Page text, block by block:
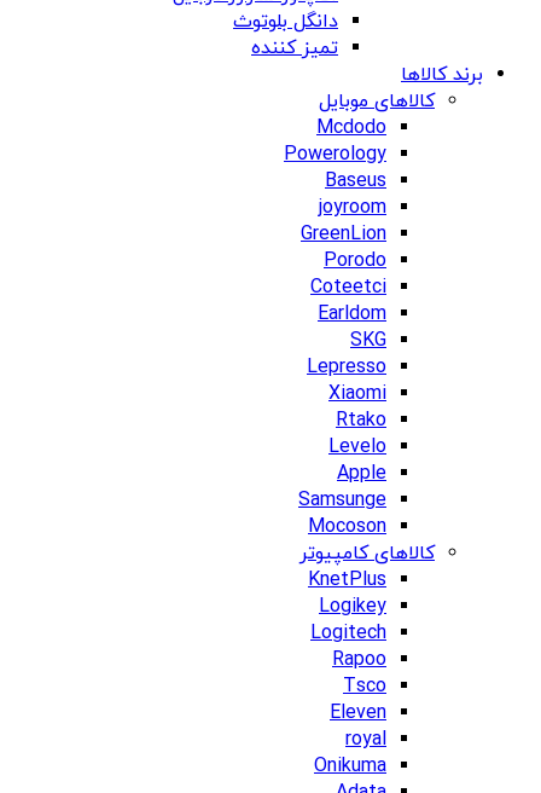
دانگل بلوتوث
تمیز کننده
برند کالاها
کالاهای موبایل
Mcdodo
Powerology
Baseus
joyroom
GreenLion
Porodo
Coteetci
Earldom
SKG
Lepresso
Xiaomi
Rtako
Levelo
Apple
Samsunge
Mocoson
کالاهای کامپیوتر
KnetPlus
Logikey
Logitech
Rapoo
Tsco
Eleven
royal
Onikuma